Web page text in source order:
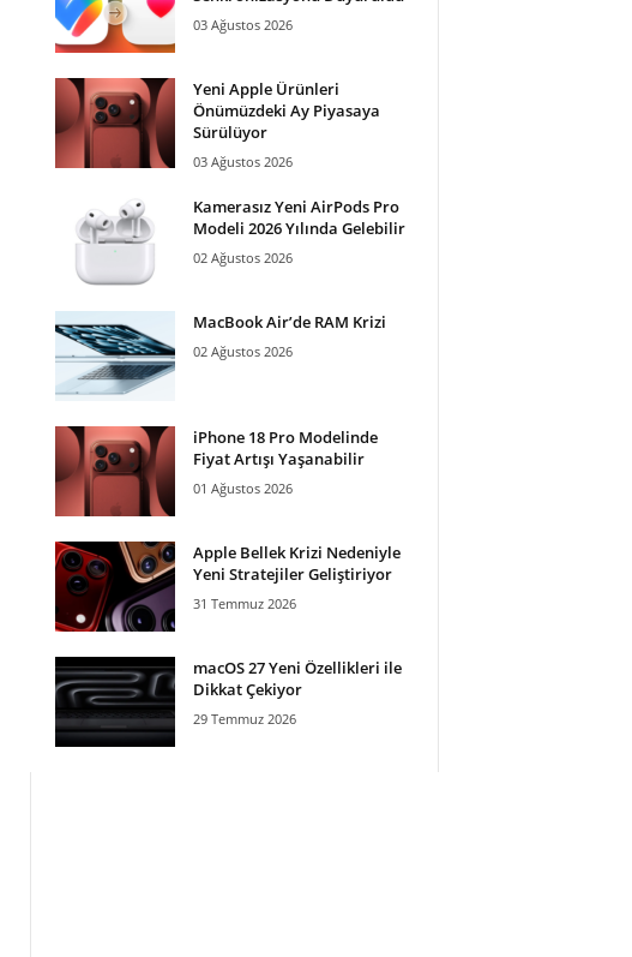
03 Ağustos 2026
Yeni Apple Ürünleri
Önümüzdeki Ay Piyasaya
Sürülüyor
03 Ağustos 2026
Kamerasız Yeni AirPods Pro
Modeli 2026 Yılında Gelebilir
02 Ağustos 2026
MacBook Air’de RAM Krizi
02 Ağustos 2026
iPhone 18 Pro Modelinde
Fiyat Artışı Yaşanabilir
01 Ağustos 2026
Apple Bellek Krizi Nedeniyle
Yeni Stratejiler Geliştiriyor
31 Temmuz 2026
macOS 27 Yeni Özellikleri ile
Dikkat Çekiyor
29 Temmuz 2026